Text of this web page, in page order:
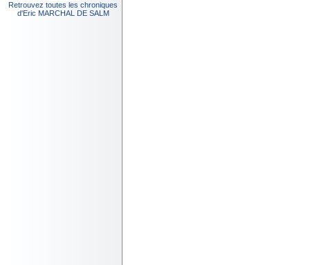
Retrouvez toutes les chroniques
d'Eric MARCHAL DE SALM